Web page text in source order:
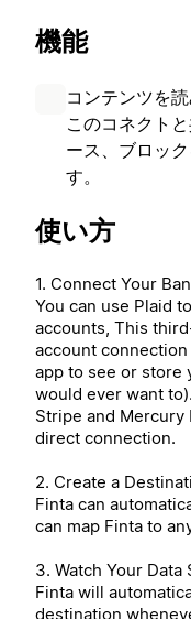
機能
コンテンツを
このコネクト
ース、ブロッ
す。
使い方
1. Connect Your
You can use Plaid
accounts, This
account
app to see or store
would ever want
Stripe and Mercury
direct connection.
2. Create a
Finta can
can map Finta to
3. Watch Your Data
Finta will
destination